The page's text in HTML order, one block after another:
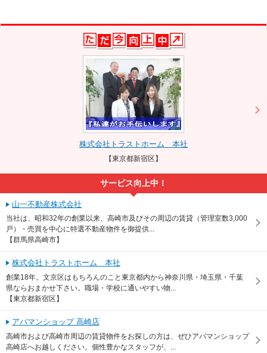
株式会社トラストホーム 本社
【東京都新宿区】
サービス向上中！
山一不動産株式会社
当社は、昭和32年の創業以来、高崎市及びその周辺の賃貸（管理室数3,000
戸）・売買を中心に特選不動産物件を御提供...
【群馬県高崎市】
株式会社トラストホーム 本社
創業18年。文京区はもちろんのこと東京都内から神奈川県・埼玉県・千葉
県ならおまかせ下さい。職場・学校に通いやすい物...
【東京都新宿区】
アパマンショップ 高崎店
高崎市および高崎市周辺の賃貸物件をお探しの方は、ぜひアパマンショップ
高崎店へお越しください。個性豊かなスタッフが、...